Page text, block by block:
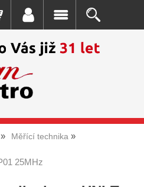
Měřící technika
25MHz